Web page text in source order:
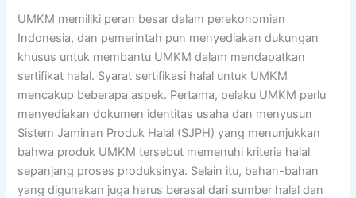
UMKM memiliki peran besar dalam perekonomian
Indonesia, dan pemerintah pun menyediakan dukungan
khusus untuk membantu UMKM dalam mendapatkan
sertifikat halal. Syarat sertifikasi halal untuk UMKM
mencakup beberapa aspek. Pertama, pelaku UMKM perlu
menyediakan dokumen identitas usaha dan menyusun
Sistem Jaminan Produk Halal (SJPH) yang menunjukkan
bahwa produk UMKM tersebut memenuhi kriteria halal
sepanjang proses produksinya. Selain itu, bahan-bahan
yang digunakan juga harus berasal dari sumber halal dan